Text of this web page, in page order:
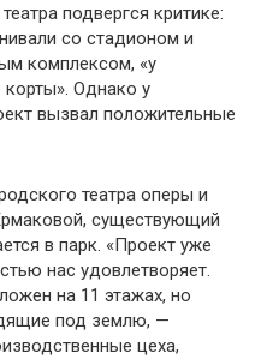
подвергся критике:
со стадионом и
комплексом, «у
Однако у
вызвал положительные
театра оперы и
существующий
в парк. «Проект уже
нас удовлетворяет.
на 11 этажах, но
под землю, —
цеха,